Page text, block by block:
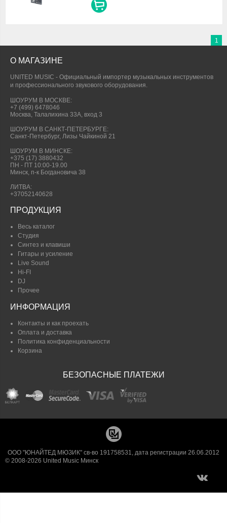
1
О МАГАЗИНЕ
UNITED MUSIC - Официальный импортер музыкальных инструментов
и профессионального звукового оборудования.
ШОУРУМ В МОСКВЕ:
+7 (499) 6478046
Москва, Талалихина 33А, вход 3
ШОУРУМ В САНКТ-ПЕТЕРБУРГЕ:
Санкт-Петербург, Лизы Чайкиной 21
ШОУРУМ В МИНСКЕ:
+375 (17) 3880432
ПН - ПТ 10:00-19.00
Минск, п-к Богдановича 38
ЛИТВА:
+37052140628
ПРОДУКЦИЯ
Весь каталог
Студия
Синтез и клавиши
Гитары и усиление
Live Sound
Hi-FI
DJ
Прочее
ИНФОРМАЦИЯ
Контакты и как проехать
Оплата и доставка
Политика конфиденциальности
Корзина
БЕЗОПАСНЫЕ ПЛАТЕЖИ
ООО "ЮНАЙТЕД МЮЗИК" св-во 191758531, дата регистрации 26.06.2012
© 2008-2026 United Music Минск